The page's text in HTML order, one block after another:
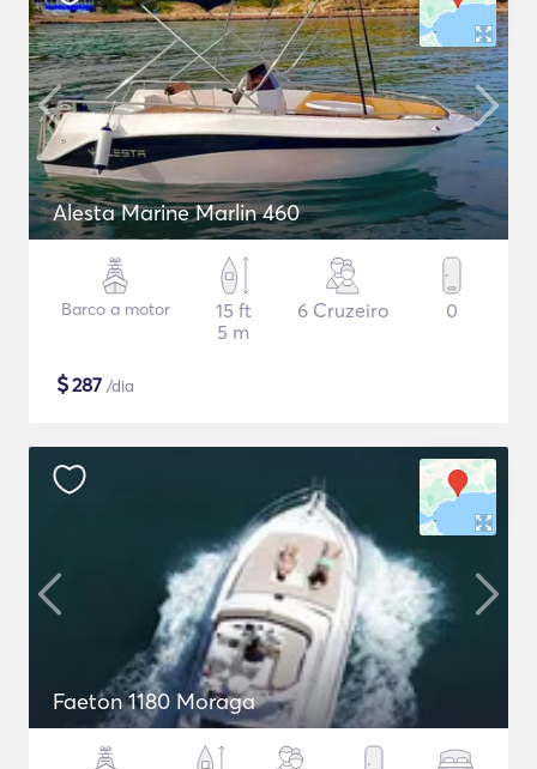
Alesta Marine Marlin 460
Barco a motor
15 ft
5 m
6 Cruzeiro 0
$287 /dia
Faeton 1180 Moraga